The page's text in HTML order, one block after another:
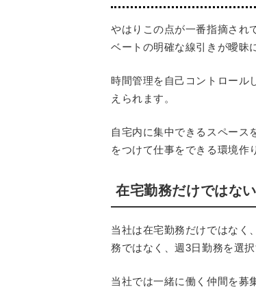
やはりこの点が一番指摘され
ベートの明確な線引きが曖昧
時間管理を自己コントロール
えられます。
自宅内に集中できるスペース
をつけて仕事をできる環境作
在宅勤務だけではな
当社は在宅勤務だけではなく
務ではなく、週3日勤務を選
当社では一緒に働く仲間を募